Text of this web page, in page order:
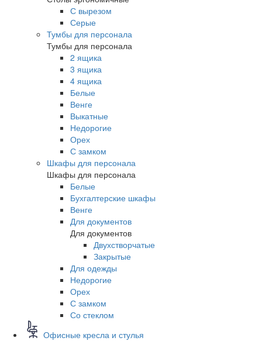
С вырезом
Серые
Тумбы для персонала
Тумбы для персонала
2 ящика
3 ящика
4 ящика
Белые
Венге
Выкатные
Недорогие
Орех
С замком
Шкафы для персонала
Шкафы для персонала
Белые
Бухгалтерские шкафы
Венге
Для документов
Для документов
Двухстворчатые
Закрытые
Для одежды
Недорогие
Орех
С замком
Со стеклом
Офисные кресла и стулья